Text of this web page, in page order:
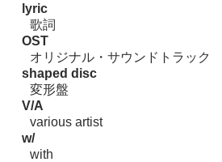
lyric
歌詞
OST
オリジナル・サウンドトラック
shaped disc
変形盤
V/A
various artist
w/
with